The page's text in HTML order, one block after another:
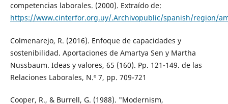
competencias laborales. (2000). Extraído de:
https://www.cinterfor.org.uy/.Archivopublic/spanish/region/
Colmenarejo, R. (2016). Enfoque de capacidades y
sostenibilidad. Aportaciones de Amartya Sen y Martha
Nussbaum. Ideas y valores, 65 (160). Pp. 121-149. de las
Relaciones Laborales, N.º 7, pp. 709-721
Cooper, R., & Burrell, G. (1988). "Modernism,